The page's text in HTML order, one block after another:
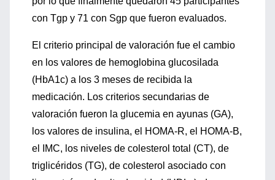
con Tgp y 71 con Sgp que fueron evaluados.
El criterio principal de valoración fue el cambio
en los valores de hemoglobina glucosilada
(HbA1c) a los 3 meses de recibida la
medicación. Los criterios secundarias de
valoración fueron la glucemia en ayunas (GA),
los valores de insulina, el HOMA-R, el HOMA-B,
el IMC, los niveles de colesterol total (CT), de
triglicéridos (TG), de colesterol asociado con